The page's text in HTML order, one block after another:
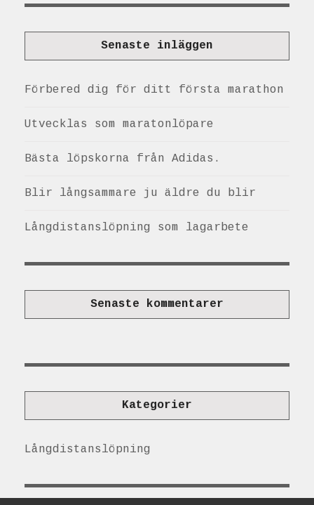
Senaste inläggen
Förbered dig för ditt första marathon
Utvecklas som maratonlöpare
Bästa löpskorna från Adidas.
Blir långsammare ju äldre du blir
Långdistanslöpning som lagarbete
Senaste kommentarer
Kategorier
Långdistanslöpning